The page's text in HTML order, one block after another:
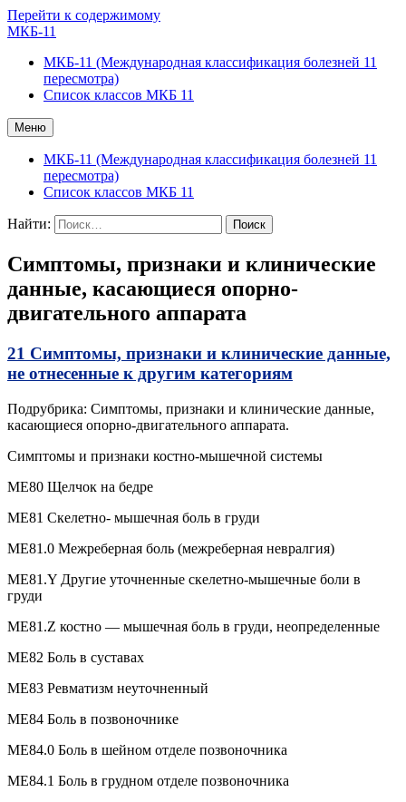
Перейти к содержимому
МКБ-11
МКБ-11 (Международная классификация болезней 11
пересмотра)
Список классов МКБ 11
Меню
МКБ-11 (Международная классификация болезней 11
пересмотра)
Список классов МКБ 11
Найти:
Симптомы, признаки и клинические
данные, касающиеся опорно-
двигательного аппарата
21 Симптомы, признаки и клинические данные,
не отнесенные к другим категориям
Подрубрика: Симптомы, признаки и клинические данные,
касающиеся опорно-двигательного аппарата.
Симптомы и признаки костно-мышечной системы
ME80 Щелчок на бедре
ME81 Скелетно- мышечная боль в груди
ME81.0 Межреберная боль (межреберная невралгия)
ME81.Y Другие уточненные скелетно-мышечные боли в
груди
ME81.Z костно — мышечная боль в груди, неопределенные
ME82 Боль в суставах
ME83 Ревматизм неуточненный
ME84 Боль в позвоночнике
ME84.0 Боль в шейном отделе позвоночника
ME84.1 Боль в грудном отделе позвоночника